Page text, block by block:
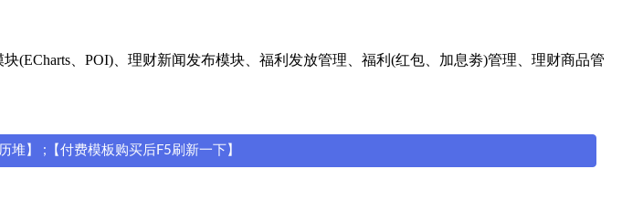
、POI)、理财新闻发布模块、福利发放管理、福利(红包、加息劵)管理、理财商品管
】 ;【付费模板购买后F5刷新一下】